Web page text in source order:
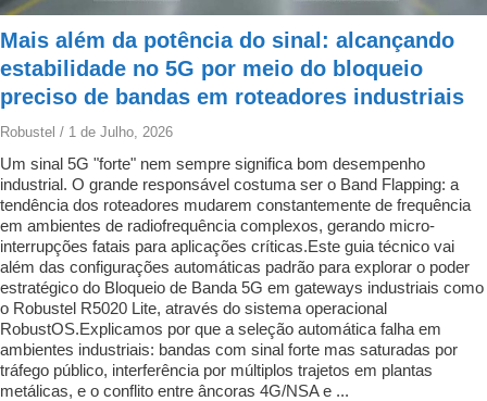
Mais além da potência do sinal: alcançando
estabilidade no 5G por meio do bloqueio
preciso de bandas em roteadores industriais
Robustel / 1 de Julho, 2026
Um sinal 5G "forte" nem sempre significa bom desempenho
industrial. O grande responsável costuma ser o Band Flapping: a
tendência dos roteadores mudarem constantemente de frequência
em ambientes de radiofrequência complexos, gerando micro-
interrupções fatais para aplicações críticas.Este guia técnico vai
além das configurações automáticas padrão para explorar o poder
estratégico do Bloqueio de Banda 5G em gateways industriais como
o Robustel R5020 Lite, através do sistema operacional
RobustOS.Explicamos por que a seleção automática falha em
ambientes industriais: bandas com sinal forte mas saturadas por
tráfego público, interferência por múltiplos trajetos em plantas
metálicas, e o conflito entre âncoras 4G/NSA e ...